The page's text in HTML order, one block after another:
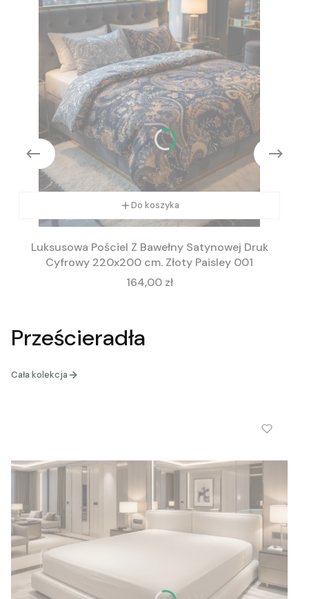
Do koszyka
Luksusowa Pościel Z Bawełny Satynowej Druk
Cyfrowy 220x200 cm. Złoty Paisley 001
Cena
164,00 zł
Prześcieradła
Cała kolekcja